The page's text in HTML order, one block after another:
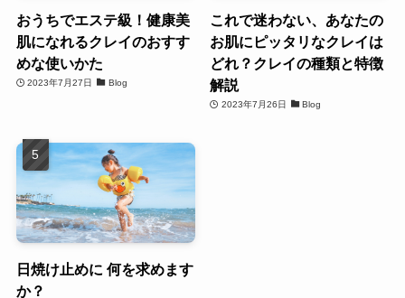
おうちでエステ級！健康美
肌になれるクレイのおすす
めな使いかた
2023年7月27日 Blog
これで迷わない、あなたの
お肌にピッタリなクレイは
どれ？クレイの種類と特徴
解説
2023年7月26日 Blog
日焼け止めに 何を求めます
か？